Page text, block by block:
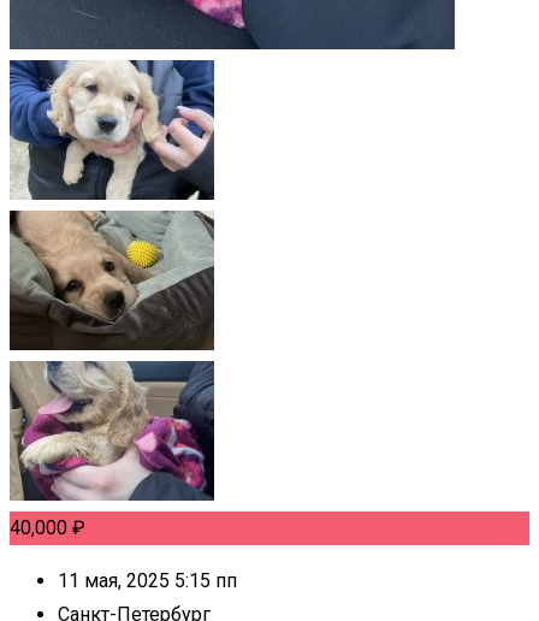
40,000 ₽
11 мая, 2025 5:15 пп
Санкт-Петербург